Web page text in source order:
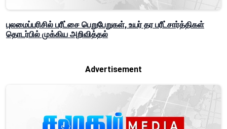
புலமைப்பரிசில் பரீட்சை பெறுபேறுகள், உயர் தர பரீட்சார்த்திகள்
தொடர்பில் முக்கிய அறிவித்தல்
Advertisement